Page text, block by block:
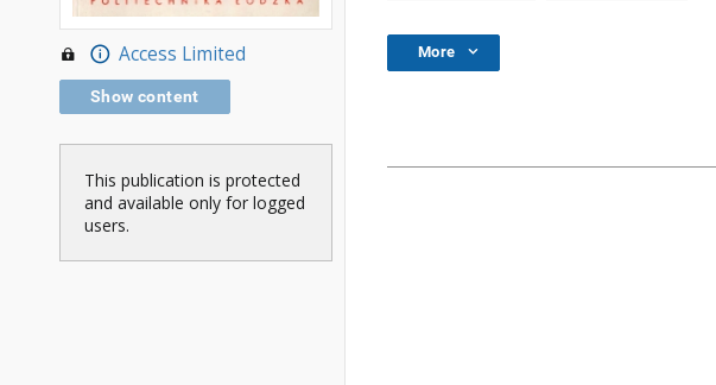
Access Limited
Show content
This publication is protected
and available only for logged
users.
More